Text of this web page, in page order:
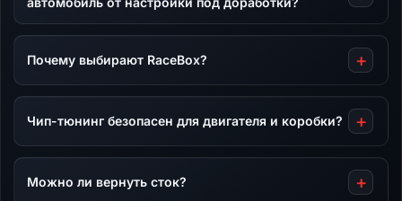
Почему выбирают RaceBox?
Чип-тюнинг безопасен для двигателя и коробки?
Можно ли вернуть сток?